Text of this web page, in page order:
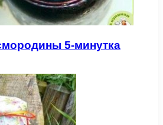
5-минутка